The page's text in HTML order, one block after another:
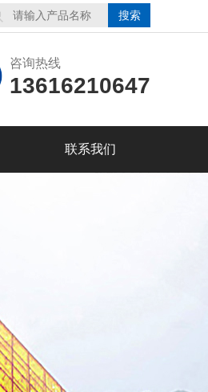
咨询热线
13616210647
联系我们